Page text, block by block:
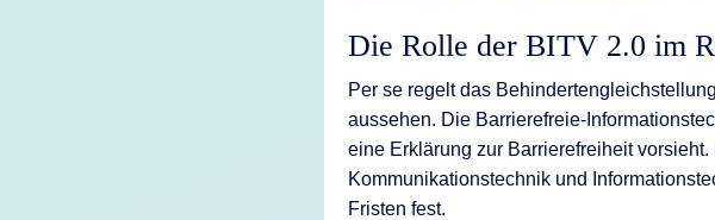
Die Rolle der BITV 2.0 im
Per se regelt das
aussehen. Die Barrierefreie-
eine Erklärung zur Barrierefreiheit
Kommunikationstechnik und
Fristen fest.